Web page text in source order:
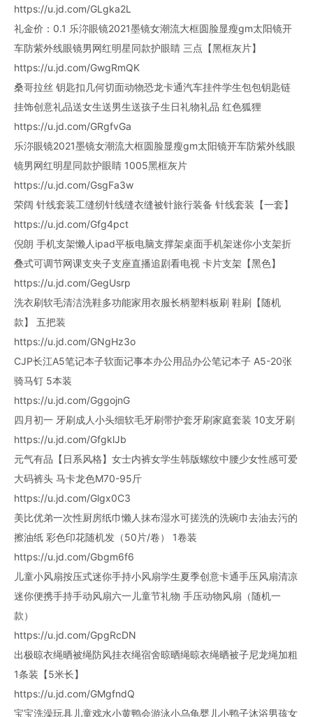
https://u.jd.com/GLgka2L
礼金价：0.1 乐沵眼镜2021墨镜女潮流大框圆脸显瘦gm太阳镜开
车防紫外线眼镜男网红明星同款护眼睛 三点【黑框灰片】
https://u.jd.com/GwgRmQK
桑哥拉丝 钥匙扣几何切面动物恐龙卡通汽车挂件学生包包钥匙链
挂饰创意礼品送女生送男生送孩子生日礼物礼品 红色狐狸
https://u.jd.com/GRgfvGa
乐沵眼镜2021墨镜女潮流大框圆脸显瘦gm太阳镜开车防紫外线眼
镜男网红明星同款护眼睛 1005黑框灰片
https://u.jd.com/GsgFa3w
荣阔 针线套装工缝纫针线缝衣缝被针旅行装备 针线套装【一套】
https://u.jd.com/Gfg4pct
倪朗 手机支架懒人ipad平板电脑支撑架桌面手机架迷你小支架折
叠式可调节网课支夹子支座直播追剧看电视 卡片支架【黑色】
https://u.jd.com/GegUsrp
洗衣刷软毛清洁洗鞋多功能家用衣服长柄塑料板刷 鞋刷【随机
款】 五把装
https://u.jd.com/GNgHz3o
CJP长江A5笔记本子软面记事本办公用品办公笔记本子 A5-20张
骑马钉 5本装
https://u.jd.com/GggojnG
四月初一 牙刷成人小头细软毛牙刷带护套牙刷家庭套装 10支牙刷
https://u.jd.com/GfgklJb
元气有品【日系风格】女士内裤女学生韩版螺纹中腰少女性感可爱
大码裤头 马卡龙色M70-95斤
https://u.jd.com/Glgx0C3
美比优弟一次性厨房纸巾懒人抹布湿水可搓洗的洗碗巾去油去污的
擦油纸 彩色印花随机发（50片/卷） 1卷装
https://u.jd.com/Gbgm6f6
儿童小风扇按压式迷你手持小风扇学生夏季创意卡通手压风扇清凉
迷你便携手持手动风扇六一儿童节礼物 手压动物风扇（随机一
款）
https://u.jd.com/GpgRcDN
出极晾衣绳晒被绳防风挂衣绳宿舍晾晒绳晾衣绳晒被子尼龙绳加粗
1条装【5米长】
https://u.jd.com/GMgfndQ
宝宝洗澡玩具儿童戏水小黄鸭会游泳小乌龟婴儿小鸭子沐浴男孩女